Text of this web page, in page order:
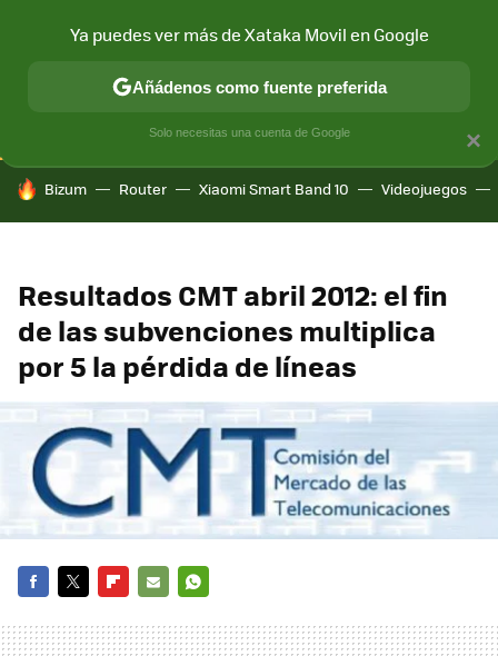
CONECTIVIDAD MÓVIL Y SOCIEDAD APLICACIONES
HOY SE HABLA DE
Bizum Router Xiaomi Smart Band 10 Videojuegos
Resultados CMT abril 2012: el fin
de las subvenciones multiplica
por 5 la pérdida de líneas
MAIL
×
Ya puedes ver más de Xataka Movil en Google
Añádenos como fuente preferida
Solo necesitas una cuenta de Google